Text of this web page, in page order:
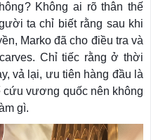
Không ai rõ thân thế
ta chỉ biết rằng sau khi
Marko đã cho điều tra và
Chỉ tiếc rằng ở thời
vả lại, ưu tiên hàng đầu là
vương quốc nên không
gì.